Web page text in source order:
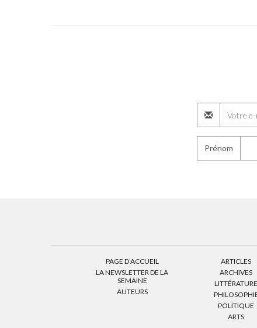
Prénom
PAGE D’ACCUEIL
LA NEWSLETTER DE LA
SEMAINE
AUTEURS
ARTICLES
ARCHIVES
LITTÉRATURE
POLITIQUE
ARTS